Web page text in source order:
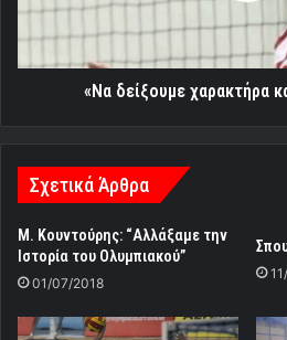
«Να δείξουμε χαρακτήρα
Σχετικά Άρθρα
Μ. Κουντούρης: “Αλλάξαμε την
Ιστορία του Ολυμπιακού”
01/07/2018